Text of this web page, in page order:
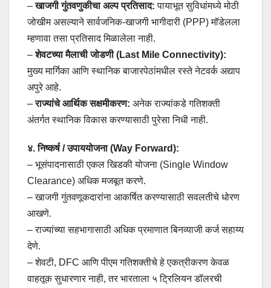
–खाजगी गुंतवणुकीचा अल्प प्रतिसाद: पायाभूत सुविधांमध्ये मोठी
जोखीम असल्याने सार्वजनिक-खाजगी भागीदारी (PPP) मॉडेलला
म्हणावा तसा प्रतिसाद मिळालेला नाही.
–शेवटच्या मैलाची जोडणी (Last Mile Connectivity):
मुख्य मार्गिका आणि स्थानिक बाजारपेठांमधील रस्ते नेटवर्क अद्याप
अपुरे आहे.
–राज्यांचे आर्थिक सक्षमीकरण: अनेक राज्यांकडे गतिशक्ती
अंतर्गत स्थानिक विकास करण्यासाठी पुरेसा निधी नाही.
४. निष्कर्ष / उपाययोजना (Way Forward):
– भूसंपादनासाठी एकल खिडकी योजना (Single Window
Clearance) अधिक मजबूत करणे.
– खाजगी गुंतवणूकदारांना आकर्षित करण्यासाठी सवलतीचे धोरण
आखणे.
– राज्यांच्या सहभागासाठी अधिक प्रमाणात बिनव्याजी कर्ज सहाय्य
देणे.
– शेवटी, DFC आणि पीएम गतिशक्तीचे हे एकत्रीकरण केवळ
वाहतूक सुधारणार नाही, तर भारताला ५ ट्रिलियन डॉलरची